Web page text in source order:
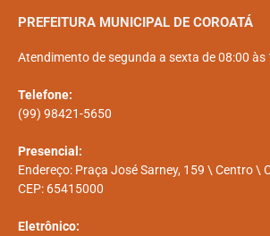
PREFEITURA MUNICIPAL DE COROATÁ
Atendimento de segunda a sexta de 08:00 às
Telefone:
(99) 98421-5650
Presencial:
Endereço: Praça José Sarney, 159 \ Centro \
CEP: 65415000
Eletrônico: